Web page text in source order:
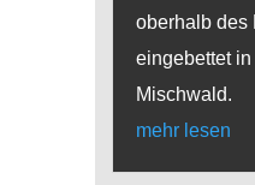
oberhalb des
eingebettet
Mischwald.
mehr lesen